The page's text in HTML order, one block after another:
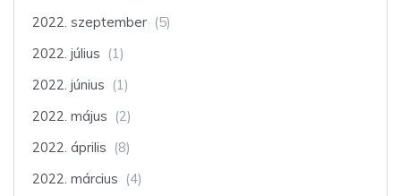
2022. szeptember (5)
2022. július (1)
2022. június (1)
2022. május (2)
2022. április (8)
2022. március (4)